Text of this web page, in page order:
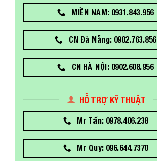
MIỀN NAM: 0931.843.956
CN Đà Nẵng: 0902.763.856
CN HÀ NỘI: 0902.608.956
HỖ TRỢ KỸ THUẬT
Mr Tấn: 0978.406.238
Mr Quy: 096.644.7370